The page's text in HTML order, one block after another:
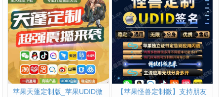
苹果天蓬定制版_苹果UDID微
【苹果怪兽定制微】支持朋友